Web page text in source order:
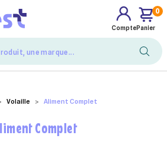
Compte
0
Panier
Volaille Aliment Complet
Complet